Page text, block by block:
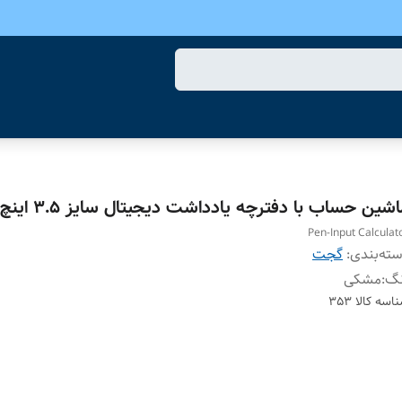
حساب با دفترچه یادداشت دیجیتال سایز 3.5 اینچ
Pen-Input
: گجت
:مشکی
کالا353